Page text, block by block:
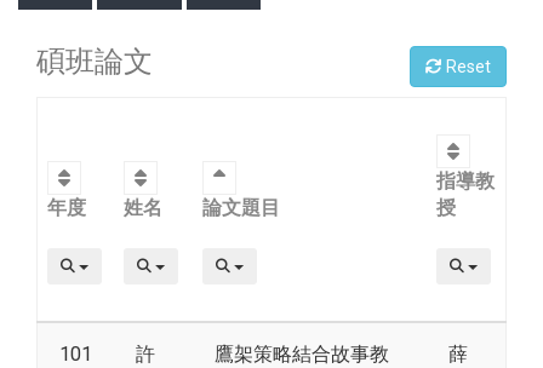
碩班論文 Reset
年度 姓名 論文題目
指導教
授
101
許
鷹架策略結合故事教
薛